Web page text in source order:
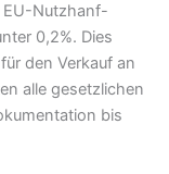
EU-Nutzhanf-
0,2%. Dies
den Verkauf an
alle gesetzlichen
bis